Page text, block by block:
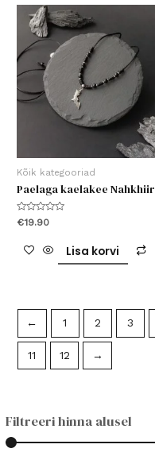
Filtreeri hinna alusel
Kõik kategooriad
Paelaga kaelakee Nahkhiir
Hinnanguga
0
€19.90
Lisa korvi
← 1 2 3
11 12 →